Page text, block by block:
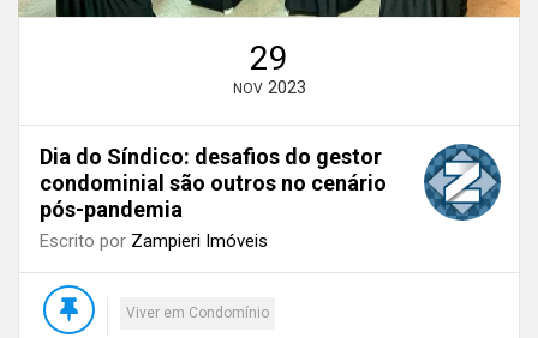
29
NOV 2023
Dia do Síndico: desafios do gestor
condominial são outros no cenário
pós-pandemia
Escrito por Zampieri Imóveis
Viver em Condomínio